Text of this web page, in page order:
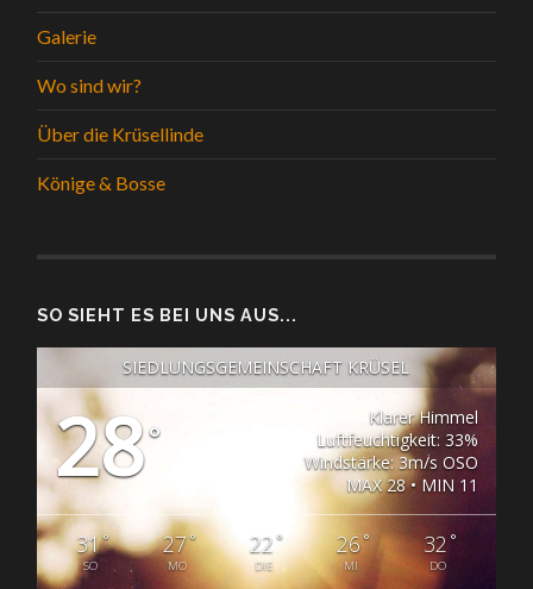
Galerie
Wo sind wir?
Über die Krüsellinde
Könige & Bosse
SO SIEHT ES BEI UNS AUS...
SIEDLUNGSGEMEINSCHAFT KRÜSEL
28°
Klarer Himmel
Luftfeuchtigkeit: 33%
Windstärke: 3m/s OSO
MAX 28 • MIN 11
31°
SO
27°
MO
22 °
DIE
26°
MI
32 °
DO